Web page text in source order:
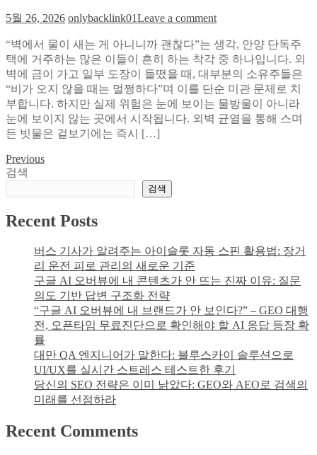
크
임
회
피
법
에
서
벽
속
배
관
파
괴
지
해
결
실
제
사
5월 26, 2026 onlybacklink01Leave a commenton
벽
균
열
방
치
가
양
독
택
벽
수,
열
화
“벽에서 물이 새는 게 아니니까 괜찮다”는 생각, 안양 단독주
택에 거주하는 많은 이들이 흔히 하는 착각 중 하나입니다. 외
벽에 금이 가고 일부 도장이 들떴을 때, 대부분의 소유주들은
“비가 오지 않을 때는 멀쩡하다”며 이를 단순 미관 문제로 치
부합니다. 하지만 실제 위험은 눈에 보이는 물방울이 아니라
눈에 보이지 않는 곳에서 시작됩니다. 외벽 균열을 통해 스며
든 빗물은 겉보기에는 즉시 […]
글
탐
Previous
검색
검색
Recent Posts
버스 기사가 알려주는 아이슬롯 자동 스핀 활용법: 장거
리 운전 피로 관리의 새로운 기준
구글 AI 오버뷰에 내 콘텐츠가 안 뜨는 진짜 이유: 질문
의도 기반 답변 구조화 전략
“구글 AI 오버뷰에 내 브랜드가 안 보인다?” – GEO 대행
전, 오픈타임 무료진단으로 확인해야 할 AI 응답 등장 확
률
대만 QA 엔지니어가 말한다: 블루스카이 솔루션으로
UI/UX를 실시간 스트레스 테스트한 후기
당신의 SEO 전략은 이미 낡았다: GEO와 AEO로 검색의
미래를 선점하라
Recent Comments